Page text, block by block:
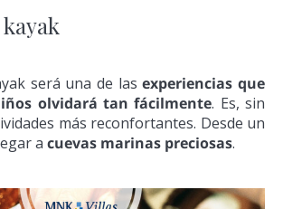
será una de lasexperiencias que
olvidará tan fácilmente. Es, sin
más reconfortantes. Desde un
a cuevas marinas preciosas.